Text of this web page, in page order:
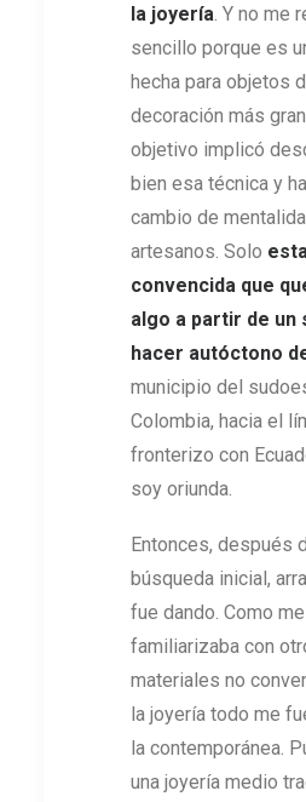
la joyería . Y no me
sencillo porque es
hecha para objetos
decoración más
objetivo implicó
bien esa técnica y
cambio de
artesanos. Solo
convencida que
algo a partir de un
hacer autóctono
municipio del
Colombia, hacia el
fronterizo con
soy oriunda.
Entonces, después
búsqueda inicial,
fue dando. Como me
familiarizaba con
materiales no
la joyería todo me
la contemporánea.
una joyería medio